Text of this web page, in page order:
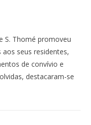
S. Thomé promoveu
seus residentes,
de convívio e
destacaram-se